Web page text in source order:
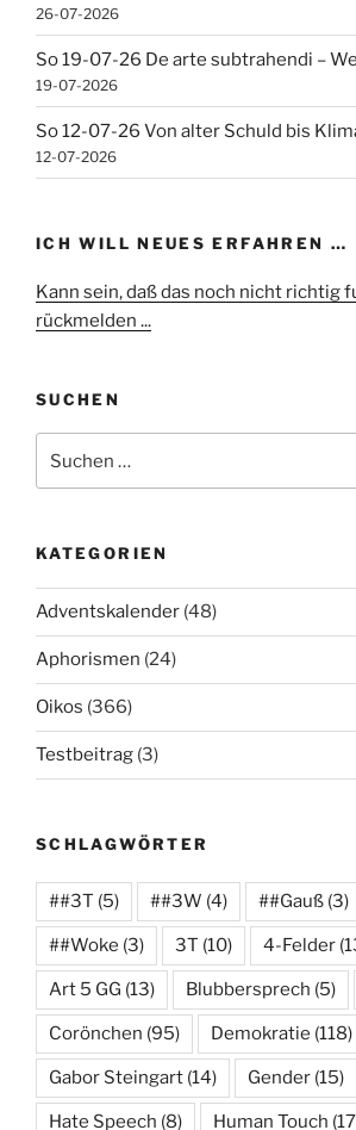
26-07-2026
So 19-07-26 De arte subtrahendi –
19-07-2026
So 12-07-26 Von alter Schuld bis
12-07-2026
ICH WILL NEUES ERFAHREN …
Kann sein, daß das noch nicht richtig
rückmelden ...
SUCHEN
nach:
KATEGORIEN
Adventskalender (48)
Aphorismen (24)
Oikos (366)
Testbeitrag (3)
SCHLAGWÖRTER
##3T (5) ##3W (4) ##Gauß (3)
##Woke (3) 3T (10) 4-Felder
Art 5 GG (13) Blubbersprech (5)
Corönchen (95) Demokratie (118)
Gabor Steingart (14) Gender (15)
Hate Speech (8) Human Touch